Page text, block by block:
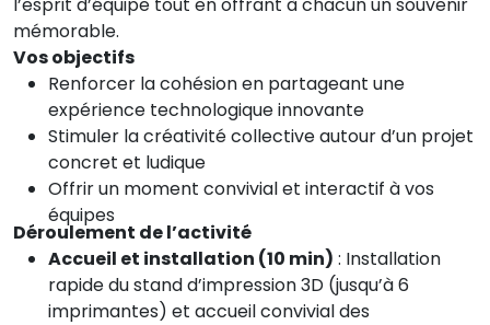
mémorable.
Vos objectifs
Renforcer la cohésion en partageant une
expérience technologique innovante
Stimuler la créativité collective autour d’un projet
concret et ludique
Offrir un moment convivial et interactif à vos
équipes
Déroulement de l’activité
Accueil et installation (10 min) : Installation
rapide du stand d’impression 3D (jusqu’à 6
imprimantes) et accueil convivial des